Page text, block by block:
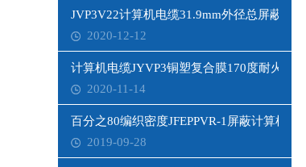
JVP3V22计算机电缆31.9mm外径总屏蔽
2020-12-12
计算机电缆JYVP3铜塑复合膜170度耐火
2020-11-14
百分之80编织密度JFEPPVR-1屏蔽计算机电缆
2019-09-28